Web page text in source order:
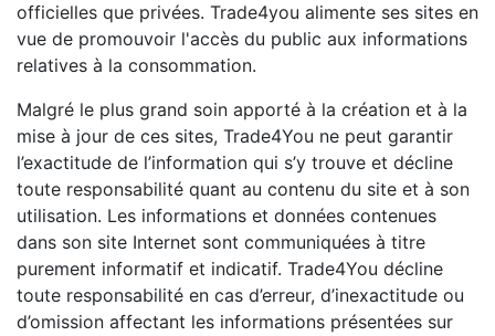
officielles que privées. Trade4you alimente ses sites en
vue de promouvoir l'accès du public aux informations
relatives à la consommation.
Malgré le plus grand soin apporté à la création et à la
mise à jour de ces sites, Trade4You ne peut garantir
l’exactitude de l’information qui s’y trouve et décline
toute responsabilité quant au contenu du site et à son
utilisation. Les informations et données contenues
dans son site Internet sont communiquées à titre
purement informatif et indicatif. Trade4You décline
toute responsabilité en cas d’erreur, d’inexactitude ou
d’omission affectant les informations présentées sur